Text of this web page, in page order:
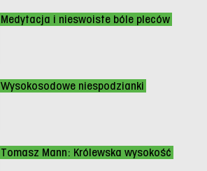
Medytacja i nieswoiste bóle pleców
Wysokosodowe niespodzianki
Tomasz Mann: Królewska wysokość